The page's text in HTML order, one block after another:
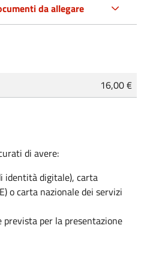
da allegare
16,00 €
di avere:
identità digitale), carta
o carta nazionale dei servizi
per la presentazione